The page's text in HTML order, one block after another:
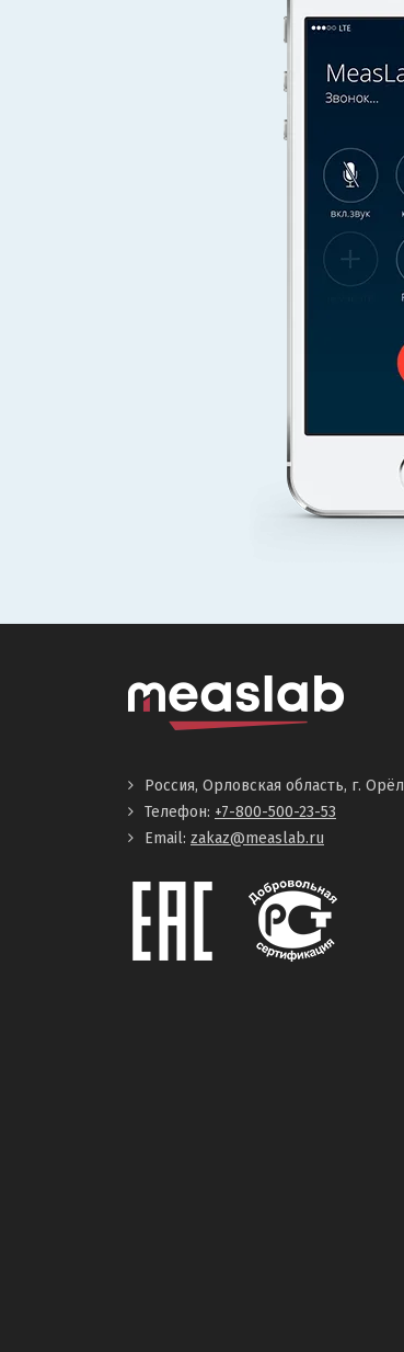
Россия, Орловская область, г. Орёл
Телефон: +7-800-500-23-53
Email: zakaz@measlab.ru